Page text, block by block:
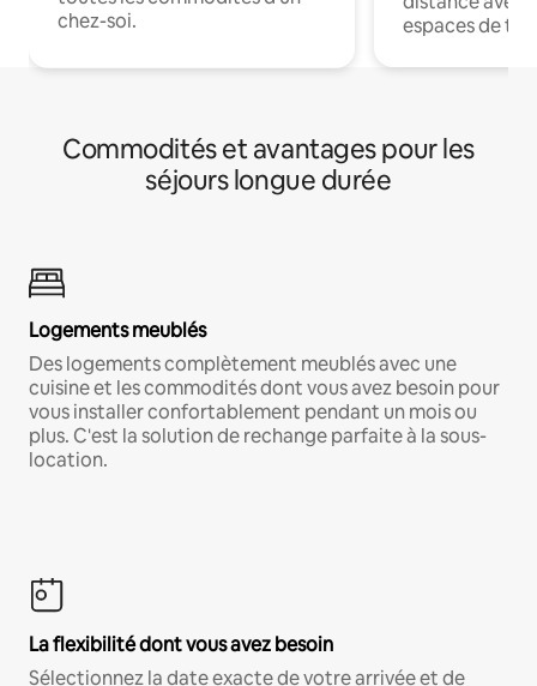
chez-soi.
espaces de
Commodités et avantages pour les
séjours longue durée
Logements meublés
Des logements complètement meublés avec une
cuisine et les commodités dont vous avez besoin pour
vous installer confortablement pendant un mois ou
plus. C'est la solution de rechange parfaite à la sous-
location.
La flexibilité dont vous avez besoin
Sélectionnez la date exacte de votre arrivée et de